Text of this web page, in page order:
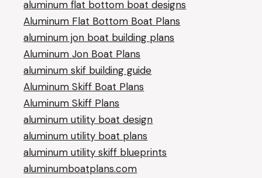
aluminum flat bottom boat designs
Aluminum Flat Bottom Boat Plans
aluminum jon boat building plans
Aluminum Jon Boat Plans
aluminum skif building guide
Aluminum Skiff Boat Plans
Aluminum Skiff Plans
aluminum utility boat design
aluminum utility boat plans
aluminum utility skiff blueprints
aluminumboatplans.com